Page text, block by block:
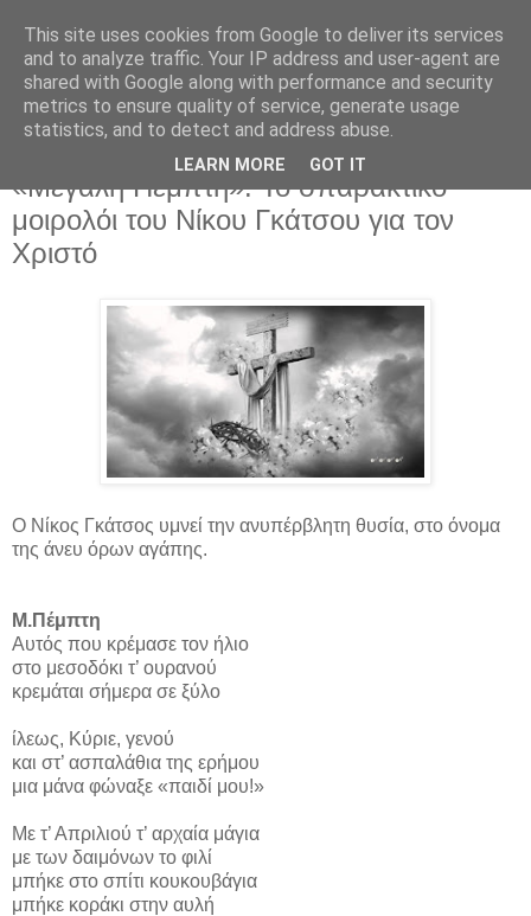
Πέμπτη 2 Μαΐου 2024
«Μεγάλη Πέμπτη»: Το σπαρακτικό
μοιρολόι του Νίκου Γκάτσου για τον
Χριστό
Ο Νίκος Γκάτσος υμνεί την ανυπέρβλητη θυσία, στο όνομα
της άνευ όρων αγάπης.
Μ.Πέμπτη
Αυτός που κρέμασε τον ήλιο
στο μεσοδόκι τ’ ουρανού
κρεμάται σήμερα σε ξύλο
ίλεως, Κύριε, γενού
και στ’ ασπαλάθια της ερήμου
μια μάνα φώναξε «παιδί μου!»
Με τ’ Απριλιού τ’ αρχαία μάγια
με των δαιμόνων το φιλί
μπήκε στο σπίτι κουκουβάγια
μπήκε κοράκι στην αυλή
This site uses cookies from Google to deliver its services
and to analyze traffic. Your IP address and user-agent are
shared with Google along with performance and security
metrics to ensure quality of service, generate usage
statistics, and to detect and address abuse.
LEARN MORE GOT IT